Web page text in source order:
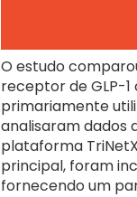
O estudo
receptor de GLP-
primariamente
analisaram dados
plataforma
principal, foram
fornecendo um